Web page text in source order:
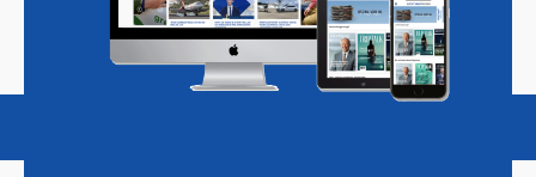
Magazine Podcasts Vacatures